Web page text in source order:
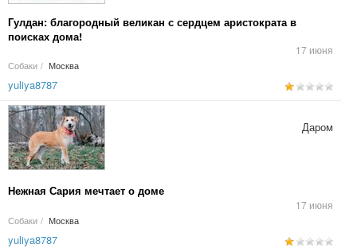
Гулдан: благородный великан с сердцем аристократа в
поисках дома!
17 июня
Собаки / Москва
yuliya8787
Нежная Сария мечтает о доме
17 июня
Собаки / Москва
Даром
yuliya8787